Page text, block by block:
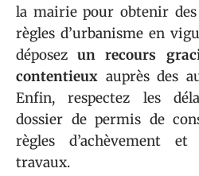
la mairie pour obtenir
règles d’urbanisme en
déposezun recours
contentieux auprès des
Enfin, respectez les
dossier de permis de
règles d’achèvement
travaux.